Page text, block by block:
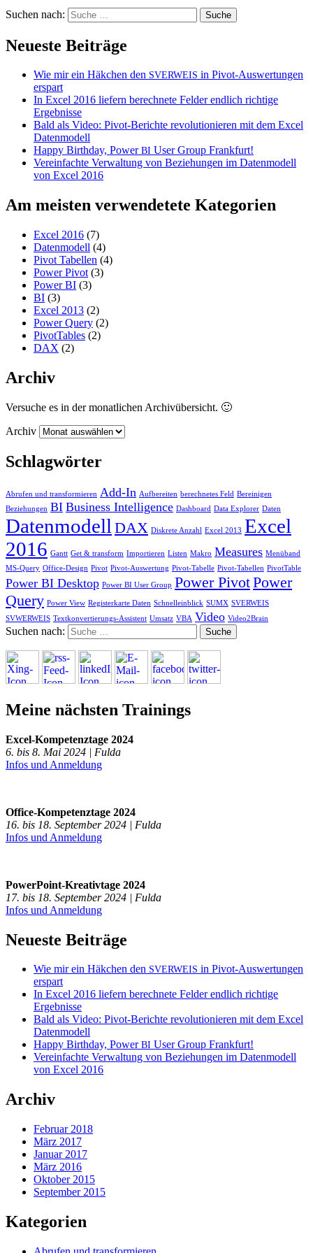
Suchen nach:
Neueste Beiträge
Wie mir ein Häkchen den SVERWEIS in Pivot-Auswertungen
erspart
In Excel 2016 liefern berechnete Felder endlich richtige
Ergebnisse
Bald als Video: Pivot-Berichte revolutionieren mit dem Excel
Datenmodell
Happy Birthday, PowerBI User Group Frankfurt!
Vereinfachte Verwaltung von Beziehungen im Datenmodell
von Excel 2016
Am meisten verwendetete Kategorien
Excel 2016 (7)
Datenmodell (4)
Pivot Tabellen (4)
Power Pivot (3)
Power BI (3)
BI (3)
Excel 2013 (2)
Power Query (2)
PivotTables (2)
DAX (2)
Archiv
Versuche es in der monatlichen Archivübersicht. 🙂
Archiv
Schlagwörter
Abrufen und transformieren Add-In Aufbereiten berechnetes Feld Bereinigen
Beziehungen BI Business Intelligence Dashboard Data Explorer Daten
Datenmodell DAX Diskrete Anzahl Excel 2013 Excel
2016 Gantt Get & transform Importieren Listen Makro Measures Menüband
MS-Query Office-Design Pivot Pivot-Auswertung Pivot-Tabelle Pivot-Tabellen PivotTable
Power BI Desktop Power BI User Group Power PivotPower
Query Power View Registerkarte Daten Schnelleinblick SUMX SVERWEIS
SVWERWEIS Textkonvertierungs-Assistent Umsatz VBA Video Video2Brain
Suchen nach:
Meine nächsten Trainings
Excel-Kompetenztage 2024
6. bis 8. Mai 2024 | Fulda
Infos und Anmeldung
Office-Kompetenztage 2024
16. bis 18. September 2024 | Fulda
Infos und Anmeldung
PowerPoint-Kreativtage 2024
17. bis 18. September 2024 | Fulda
Infos und Anmeldung
Neueste Beiträge
Wie mir ein Häkchen den SVERWEIS in Pivot-Auswertungen
erspart
In Excel 2016 liefern berechnete Felder endlich richtige
Ergebnisse
Bald als Video: Pivot-Berichte revolutionieren mit dem Excel
Datenmodell
Happy Birthday, PowerBI User Group Frankfurt!
Vereinfachte Verwaltung von Beziehungen im Datenmodell
von Excel 2016
Archiv
Februar 2018
März 2017
Januar 2017
März 2016
Oktober 2015
September 2015
Kategorien